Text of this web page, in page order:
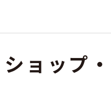
ショップ